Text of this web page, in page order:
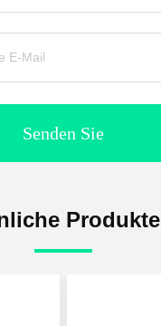
Senden Sie
Produkte